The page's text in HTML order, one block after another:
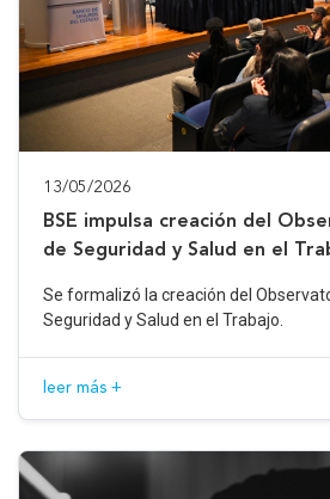
13/05/2026
BSE impulsa creación del
de Seguridad y Salud en el
Se formalizó la creación del
Seguridad y Salud en el Trabajo.
leer más +